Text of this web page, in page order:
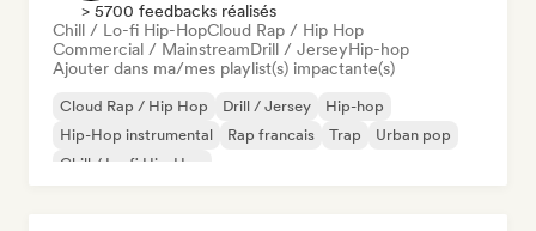
> 5700 feedbacks réalisés
Chill / Lo-fi Hip-HopCloud Rap / Hip Hop
Commercial / MainstreamDrill / JerseyHip-hop
Ajouter dans ma/mes playlist(s) impactante(s)
Cloud Rap / Hip Hop Drill / Jersey
Hip-hop
Hip-Hop instrumental
Rap francais Trap
Urban pop
Chill / Lo-fi Hip-Hop